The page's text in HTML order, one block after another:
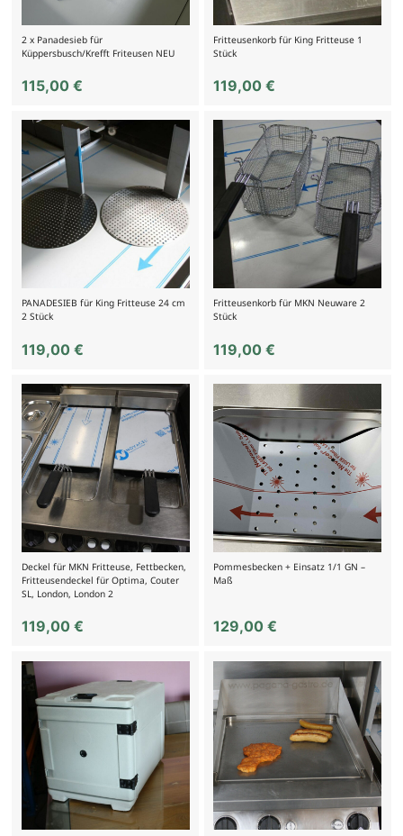
2 x Panadesieb für
Küppersbusch/Krefft Friteusen NEU
115,00 €
Fritteusenkorb für King Fritteuse 1
Stück
119,00€
PANADESIEB für King Fritteuse 24 cm
2 Stück
119,00 €
Fritteusenkorb für MKN Neuware 2
Stück
119,00€
Deckel für MKN Fritteuse, Fettbecken,
Fritteusendeckel für Optima, Couter
SL, London, London 2
119,00 €
Pommesbecken + Einsatz 1/1 GN –
Maß
129,00€